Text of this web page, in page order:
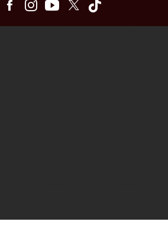
TelegramFacebookInstagramYoutubeTwitter